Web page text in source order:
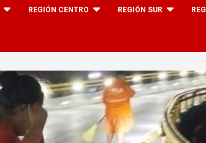
REGIÓN CENTRO REGIÓN SUR